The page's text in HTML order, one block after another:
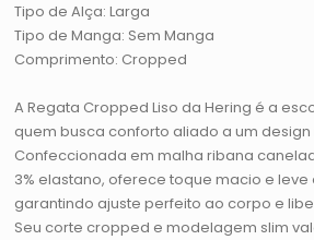
Tipo de Alça: Larga
Tipo de Manga: Sem Manga
Comprimento: Cropped
A Regata Cropped Liso da Hering é a
quem busca conforto aliado a um
Confeccionada em malha ribana
3% elastano, oferece toque macio e
garantindo ajuste perfeito ao corpo e
Seu corte cropped e modelagem slim